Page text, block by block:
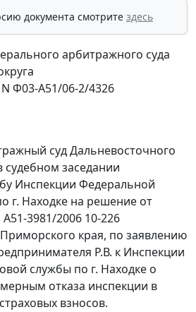
документа смотрите здесь
арбитражного суда
Ф03-А51/06-2/4326
суд Дальневосточного
судебном заседании
Инспекции Федеральной
г. Находке на решение от
3981/2006 10-226
края, по заявлению
Р.В. к Инспекции
службы по г. Находке о
отказа инспекции в
взносов.